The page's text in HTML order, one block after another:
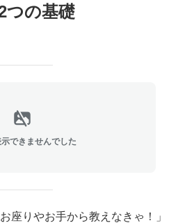
つの基礎
できませんでした
座りやお手から教えなきゃ！」